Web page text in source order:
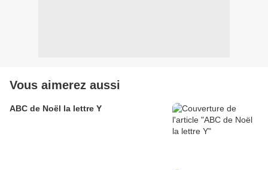
Vous aimerez aussi
ABC de Noël la lettre Y